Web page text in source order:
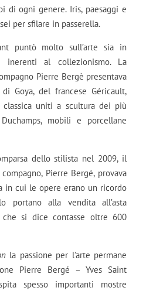
di ogni genere. Iris, paesaggi e
per sfilare in passerella.
puntò molto sull’arte sia in
al collezionismo. La
Pierre Bergè presentava
Goya, del francese Géricault,
uniti a scultura dei più
mobili e porcellane
dello stilista nel 2009, il
Pierre Bergé, provava
in cui le opere erano un ricordo
portano alla vendita all’asta
che si dice contasse oltre 600
la passione per l’arte permane
Pierre Bergé – Yves Saint
spesso importanti mostre